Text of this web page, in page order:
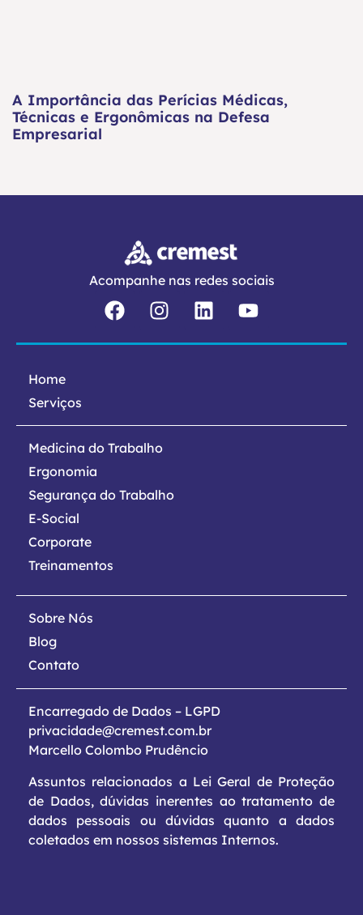
A Importância das Perícias Médicas,
Técnicas e Ergonômicas na Defesa
Empresarial
Acompanhe nas redes sociais
Home
Serviços
Medicina do Trabalho
Ergonomia
Segurança do Trabalho
E-Social
Corporate
Treinamentos
Sobre Nós
Blog
Contato
Encarregado de Dados – LGPD
privacidade@cremest.com.br
Marcello Colombo Prudêncio
Assuntos relacionados a Lei Geral de Proteção
de Dados, dúvidas inerentes ao tratamento de
dados pessoais ou dúvidas quanto a dados
coletados em nossos sistemas Internos.